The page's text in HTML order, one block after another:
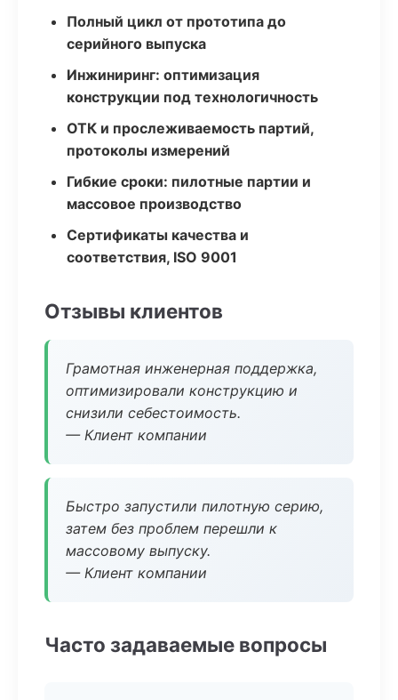
Полный цикл от прототипа до
серийного выпуска
Инжиниринг: оптимизация
конструкции под технологичность
ОТК и прослеживаемость партий,
протоколы измерений
Гибкие сроки: пилотные партии и
массовое производство
Сертификаты качества и
соответствия, ISO 9001
Отзывы клиентов
Грамотная инженерная поддержка,
оптимизировали конструкцию и
снизили себестоимость.
— Клиент компании
Быстро запустили пилотную серию,
затем без проблем перешли к
массовому выпуску.
— Клиент компании
Часто задаваемые вопросы